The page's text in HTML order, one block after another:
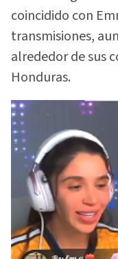
coincidido con
transmisiones,
alrededor de sus
Honduras.